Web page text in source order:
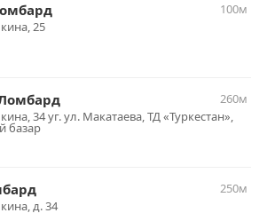
100м
25
260м
34 уг. ул. Макатаева, ТД «Туркестан»,
базар
250м
д. 34